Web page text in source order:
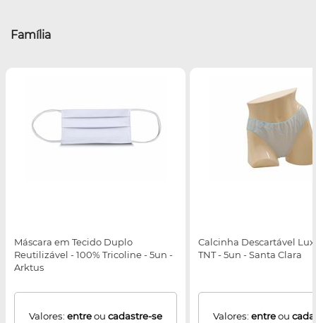
Família
Máscara em Tecido Duplo
Reutilizável - 100% Tricoline - 5un -
Arktus
Valores: entreou cadastre-se
Calcinha Descartável
TNT - 5un - Santa Clara
Valores: entreou